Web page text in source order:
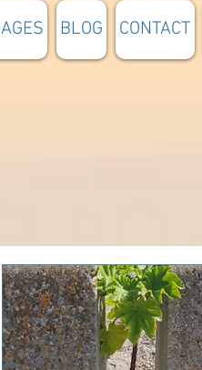
BLOG CONTACT